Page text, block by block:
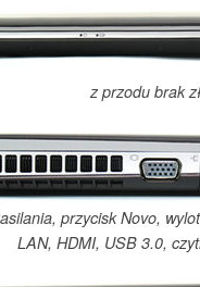
z przodu brak
przycisk Novo,
LAN, HDMI, USB 3.0,